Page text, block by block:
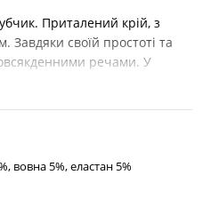
Приталений крій, з
Завдяки своїй простоті та
речами. У
вовна 5%, еластан 5%